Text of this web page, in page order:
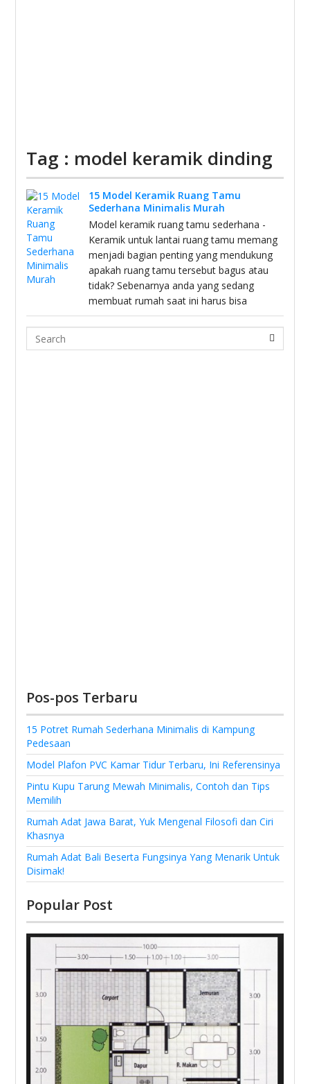
Tag : model keramik dinding
15 Model Keramik Ruang Tamu
Sederhana Minimalis Murah
Model keramik ruang tamu sederhana -
Keramik untuk lantai ruang tamu memang
menjadi bagian penting yang mendukung
apakah ruang tamu tersebut bagus atau
tidak? Sebenarnya anda yang sedang
membuat rumah saat ini harus bisa
Search
Pos-pos Terbaru
15 Potret Rumah Sederhana Minimalis di Kampung
Pedesaan
Model Plafon PVC Kamar Tidur Terbaru, Ini Referensinya
Pintu Kupu Tarung Mewah Minimalis, Contoh dan Tips
Memilih
Rumah Adat Jawa Barat, Yuk Mengenal Filosofi dan Ciri
Khasnya
Rumah Adat Bali Beserta Fungsinya Yang Menarik Untuk
Disimak!
Popular Post